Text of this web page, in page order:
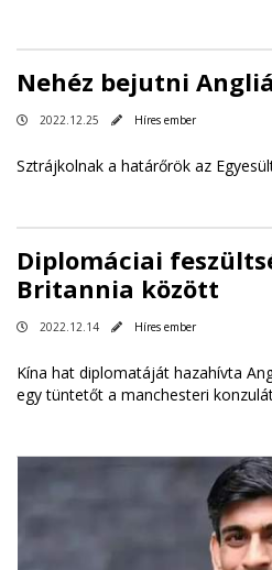
Nehéz bejutni
2022.12.25 Híres ember
Sztrájkolnak a határőrök az
Diplomáciai
Britannia között
2022.12.14 Híres ember
Kína hat diplomatáját hazahívta
egy tüntetőt a manchesteri